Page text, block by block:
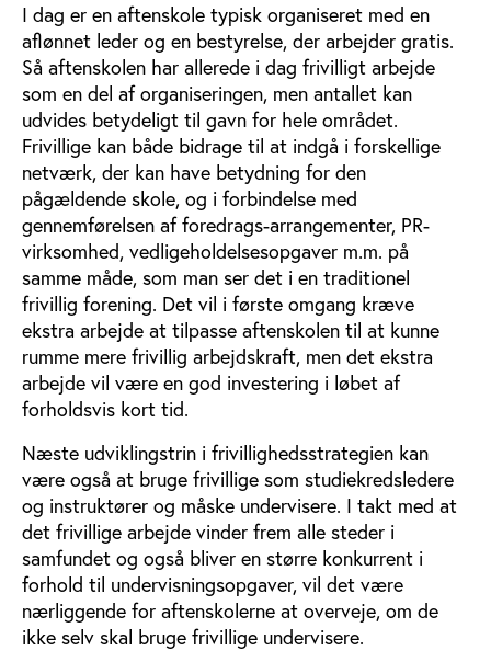
I dag er en aftenskole typisk organiseret med en
aflønnet leder og en bestyrelse, der arbejder gratis.
Så aftenskolen har allerede i dag frivilligt arbejde
som en del af organiseringen, men antallet kan
udvides betydeligt til gavn for hele området.
Frivillige kan både bidrage til at indgå i forskellige
netværk, der kan have betydning for den
pågældende skole, og i forbindelse med
gennemførelsen af foredrags-arrangementer, PR-
virksomhed, vedligeholdelsesopgaver m.m. på
samme måde, som man ser det i en traditionel
frivillig forening. Det vil i første omgang kræve
ekstra arbejde at tilpasse aftenskolen til at kunne
rumme mere frivillig arbejdskraft, men det ekstra
arbejde vil være en god investering i løbet af
forholdsvis kort tid.
Næste udviklingstrin i frivillighedsstrategien kan
være også at bruge frivillige som studiekredsledere
og instruktører og måske undervisere. I takt med at
det frivillige arbejde vinder frem alle steder i
samfundet og også bliver en større konkurrent i
forhold til undervisningsopgaver, vil det være
nærliggende for aftenskolerne at overveje, om de
ikke selv skal bruge frivillige undervisere.